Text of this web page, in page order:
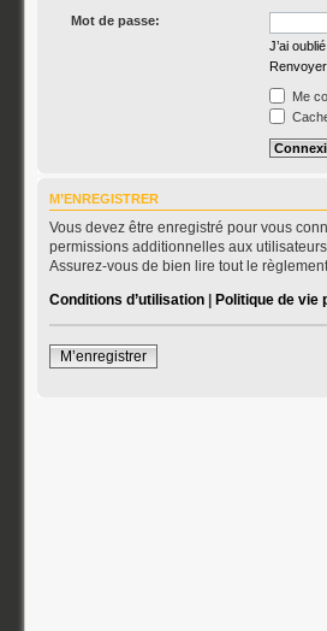
Mot de passe:
J’ai
Me
M’ENREGISTRER
Vous devez être enregistré pour vous
permissions additionnelles aux
Assurez-vous de bien lire tout le
Conditions d’utilisation |Politique de vie
M’enregistrer